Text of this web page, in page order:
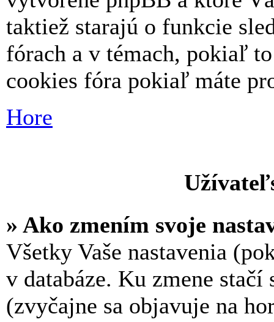
taktiež starajú o funkcie
fórach a v témach, pokiaľ
cookies fóra pokiaľ máte
Hore
» Ako zmením svoje
Všetky Vaše nastavenia
v databáze. Ku zmene
(zvyčajne sa objavuje na